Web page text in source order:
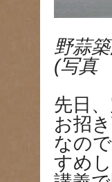
野蒜
(写
先日
お招
なので
すめ